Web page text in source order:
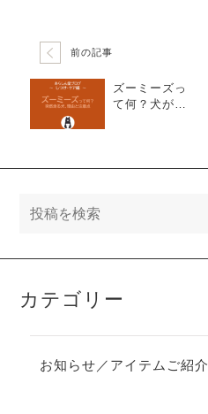
前の記事
ズーミーズっ
て何？犬が突
まで徹底解
カテゴリー
お知らせ／アイテムご紹介